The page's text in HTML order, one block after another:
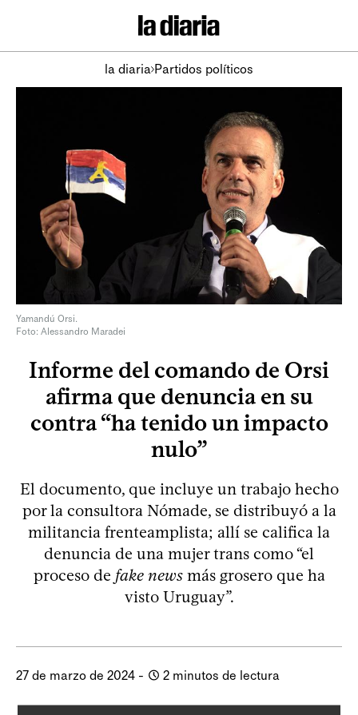
la diaria Partidos políticos
Yamandú Orsi.
Foto: Alessandro Maradei
Informe del comando de Orsi
afirma que denuncia en su
contra “ha tenido un impacto
nulo”
El documento, que incluye un trabajo hecho
por la consultora Nómade, se distribuyó a la
militancia frenteamplista; allí se califica la
denuncia de una mujer trans como “el
proceso de fake newsmás grosero que ha
visto Uruguay”.
27 de marzo de 2024 - 2 minutos de lectura